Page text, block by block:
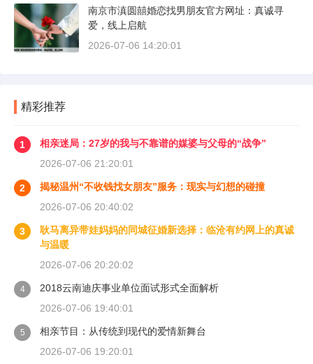
南京市滇圆囍婚恋找男朋友官方网址：真诚寻
爱，线上启航
2026-07-06 14:20:01
精彩推荐
1
相亲迷局：27岁的我与不靠谱的媒婆与父母的“战争”
2026-07-06 21:20:01
2
揭秘温州“不收钱找女朋友”服务：现实与幻想的碰撞
2026-07-06 20:40:02
3
耿马离异带娃妈妈的同城征婚新选择：临沧有约网上的真诚
与温暖
2026-07-06 20:20:02
4
2018云南迪庆事业单位面试形式全面解析
2026-07-06 19:40:01
5
相亲节目：从传统到现代的爱情新舞台
2026-07-06 19:20:01